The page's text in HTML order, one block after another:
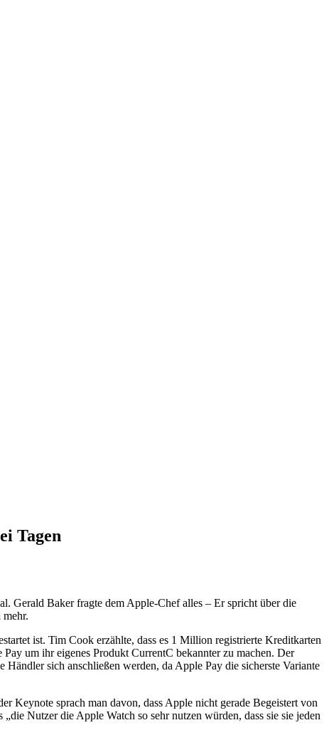
Tagen
Gerald Baker fragte dem Apple-Chef alles – Er spricht über die
ist. Tim Cook erzählte, dass es 1 Million registrierte Kreditkarten
um ihr eigenes Produkt CurrentC bekannter zu machen. Der
sich anschließen werden, da Apple Pay die sicherste Variante
Keynote sprach man davon, dass Apple nicht gerade Begeistert von
Nutzer die Apple Watch so sehr nutzen würden, dass sie sie jeden